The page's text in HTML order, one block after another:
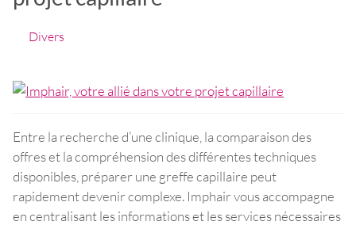
Divers
Entre la recherche d’une clinique, la comparaison des
offres et la compréhension des différentes techniques
disponibles, préparer une greffe capillaire peut
rapidement devenir complexe. Imphair vous accompagne
en centralisant les informations et les services nécessaires